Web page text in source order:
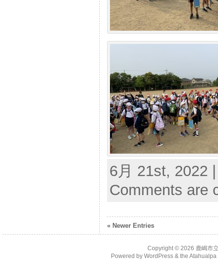
6月 21st, 2022
Comments are
« Newer Entries
Copyright © 2026 鹿嶋市
Powered by WordPress& the Atahualpa